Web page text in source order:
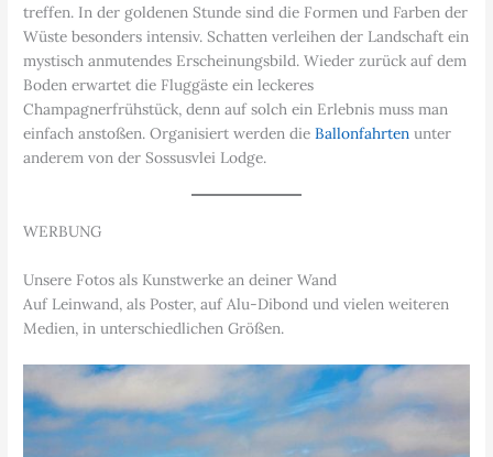
treffen. In der goldenen Stunde sind die Formen und Farben der
Wüste besonders intensiv. Schatten verleihen der Landschaft ein
mystisch anmutendes Erscheinungsbild. Wieder zurück auf dem
Boden erwartet die Fluggäste ein leckeres
Champagnerfrühstück, denn auf solch ein Erlebnis muss man
einfach anstoßen. Organisiert werden dieBallonfahrten unter
anderem von der Sossusvlei Lodge.
WERBUNG
Unsere Fotos als Kunstwerke an deiner Wand
Auf Leinwand, als Poster, auf Alu-Dibond und vielen weiteren
Medien, in unterschiedlichen Größen.